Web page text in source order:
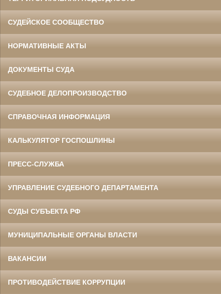
СУДЕЙСКОЕ СООБЩЕСТВО
НОРМАТИВНЫЕ АКТЫ
ДОКУМЕНТЫ СУДА
СУДЕБНОЕ ДЕЛОПРОИЗВОДСТВО
СПРАВОЧНАЯ ИНФОРМАЦИЯ
КАЛЬКУЛЯТОР ГОСПОШЛИНЫ
ПРЕСС-СЛУЖБА
УПРАВЛЕНИЕ СУДЕБНОГО ДЕПАРТАМЕНТА
СУДЫ СУБЪЕКТА РФ
МУНИЦИПАЛЬНЫЕ ОРГАНЫ ВЛАСТИ
ВАКАНСИИ
ПРОТИВОДЕЙСТВИЕ КОРРУПЦИИ